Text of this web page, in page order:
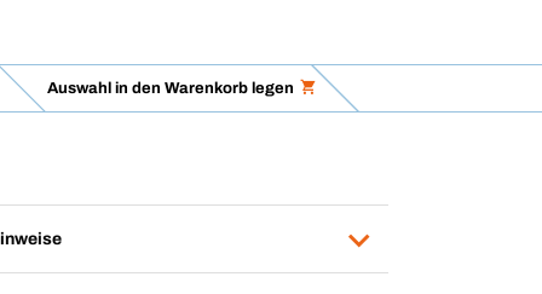
Auswahl in den Warenkorb legen